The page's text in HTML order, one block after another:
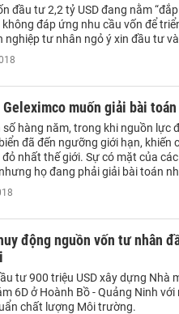
đầu tư 2,2 tỷ USD đang nằm
đáp ứng nhu cầu vốn để
nghiệp tư nhân ngỏ ý xin đầu tư
muốn giải bài
hàng năm, trong khi nguồn lực
đã đến ngưỡng giới hạn, khiến
nhất thế giới. Sự có mặt của
họ đang phải giải bài toán
động nguồn vốn tư nhân
tư 900 triệu USD xây dựng Nhà
6D ở Hoành Bồ - Quảng Ninh
chất lượng Môi trường.